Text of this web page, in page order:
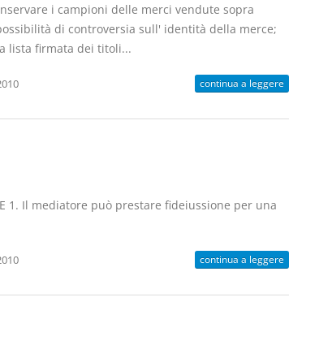
i campioni delle merci vendute sopra
di controversia sull' identità della merce;
lista firmata dei titoli...
continua a leggere
1. Il mediatore può prestare fideiussione per una
continua a leggere